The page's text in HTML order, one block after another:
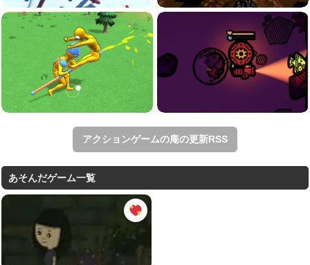
アクションゲームの庵の更新RSS
あそんだゲーム一覧